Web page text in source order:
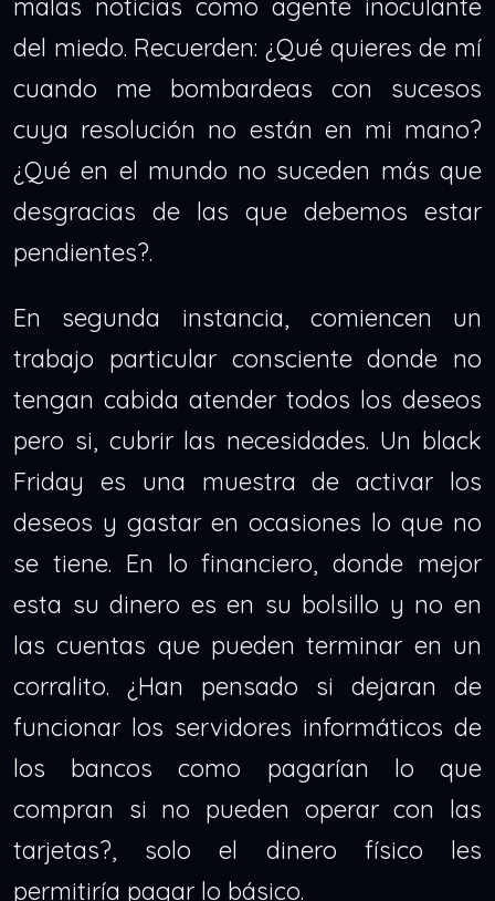
malas noticias como agente inoculante
del miedo. Recuerden: ¿Qué quieres de mí
cuando me bombardeas con sucesos
cuya resolución no están en mi mano?
¿Qué en el mundo no suceden más que
desgracias de las que debemos estar
pendientes?.
En segunda instancia, comiencen un
trabajo particular consciente donde no
tengan cabida atender todos los deseos
pero si, cubrir las necesidades. Un black
Friday es una muestra de activar los
deseos y gastar en ocasiones lo que no
se tiene. En lo financiero, donde mejor
esta su dinero es en su bolsillo y no en
las cuentas que pueden terminar en un
corralito. ¿Han pensado si dejaran de
funcionar los servidores informáticos de
los bancos como pagarían lo que
compran si no pueden operar con las
tarjetas?, solo el dinero físico les
permitiría pagar lo básico.